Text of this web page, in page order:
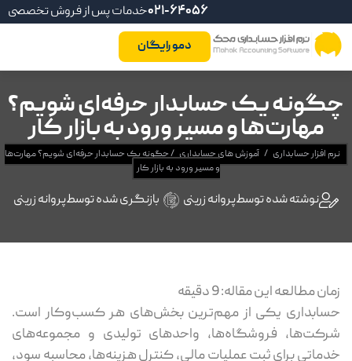
خدمات پس از فروش تخصصی021-64056
دمو رایگان
چگونه یک حسابدار حرفه‌ای شویم؟
مهارت‌ها و مسیر ورود به بازار کار
نرم افزار حسابداری / آموزش های حسابداری /چگونه یک حسابدار حرفه‌ای شویم؟ مهارت‌ها
و مسیر ورود به بازار کار
نوشته شده توسطپروانه زرینی بازنگری شده توسطپروانه زرینی
زمان مطالعه این مقاله:9دقیقه
حسابداری یکی از مهم‌ترین بخش‌های هر کسب‌وکار است.
شرکت‌ها، فروشگاه‌ها، واحدهای تولیدی و مجموعه‌های
خدماتی برای ثبت عملیات مالی، کنترل هزینه‌ها، محاسبه سود،